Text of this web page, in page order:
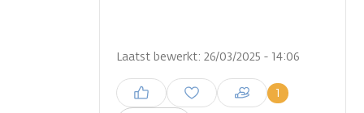
Laatst bewerkt: 26/03/2025 - 14:06
1
Inloggen om een reactie te
plaatsen